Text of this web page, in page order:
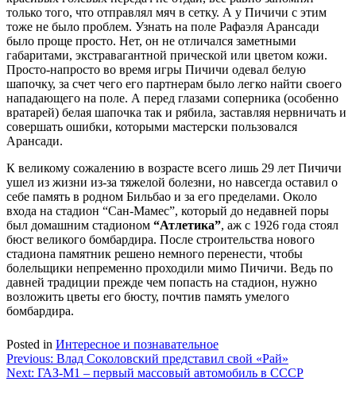
только того, что отправлял мяч в сетку. А у Пичичи с этим
тоже не было проблем. Узнать на поле Рафаэля Арансади
было проще просто. Нет, он не отличался заметными
габаритами, экстравагантной прической или цветом кожи.
Просто-напросто во время игры Пичичи одевал белую
шапочку, за счет чего его партнерам было легко найти своего
нападающего на поле. А перед глазами соперника (особенно
вратарей) белая шапочка так и рябила, заставляя нервничать и
совершать ошибки, которыми мастерски пользовался
Арансади.
К великому сожалению в возрасте всего лишь 29 лет Пичичи
ушел из жизни из-за тяжелой болезни, но навсегда оставил о
себе память в родном Бильбао и за его пределами. Около
входа на стадион “Сан-Мамес”, который до недавней поры
был домашним стадионом “Атлетика”, аж с 1926 года стоял
бюст великого бомбардира. После строительства нового
стадиона памятник решено немного перенести, чтобы
болельщики непременно проходили мимо Пичичи. Ведь по
давней традиции прежде чем попасть на стадион, нужно
возложить цветы его бюсту, почтив память умелого
бомбардира.
Posted in Интересное и познавательное
Навигация
по
Previous: Влад Соколовский представил свой «Рай»
Next: ГАЗ-М1 – первый массовый автомобиль в СССР